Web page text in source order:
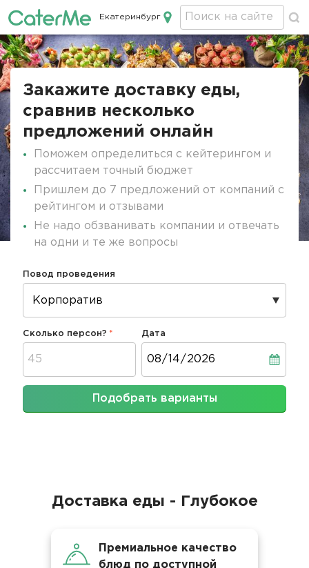
Кейтеринг в Екатеринбурге
Екатеринбург
Строка
Закажите доставку еды,
сравнив несколько
предложений онлайн
Поможем определиться с кейтерингом и
рассчитаем точный бюджет
Пришлем до 7 предложений от компаний с
рейтингом и отзывами
Не надо обзванивать компании и отвечать
на одни и те же вопросы
Повод проведения
Сколько персон? Дата
Подобрать варианты
Доставка еды - Глубокое
Премиальное качество
блюд по доступной